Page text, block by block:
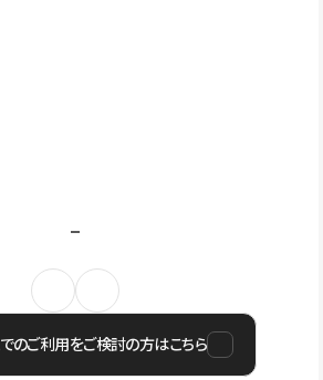
のご利用をご検討の方はこちら